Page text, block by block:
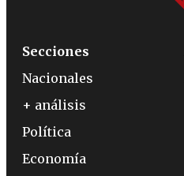
Secciones
Nacionales
+ análisis
Política
Economía